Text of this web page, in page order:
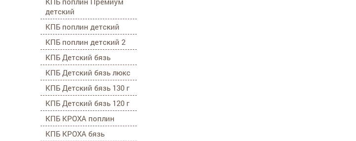
детский
КПБ поплин детский
КПБ поплин детский 2
КПБ Детский бязь
КПБ Детский бязь люкс
КПБ Детский бязь 130 г
КПБ Детский бязь 120 г
КПБ КРОХА поплин
КПБ КРОХА бязь